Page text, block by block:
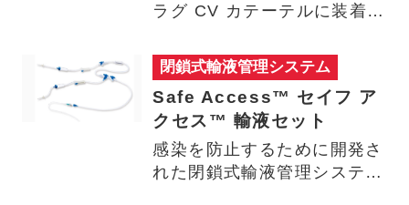
ラグ CV カテーテルに装着す
閉鎖式輸液管理システム
Safe Access™ セイフ ア
クセス™ 輸液セット
感染を防止するために開発さ
れた閉鎖式輸液管理システム